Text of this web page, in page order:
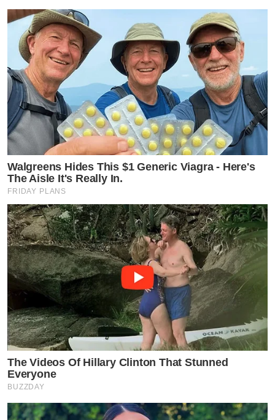
Walgreens Hides This $1 Generic Viagra - Here's
The Aisle It's Really In.
FRIDAY PLANS
The Videos Of Hillary Clinton That Stunned
Everyone
BUZZDAY